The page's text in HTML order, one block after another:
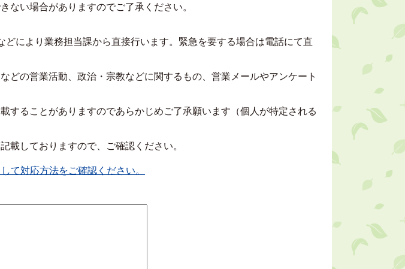
ない場合がありますのでご了承ください。
により業務担当課から直接行います。緊急を要する場合は電話にて直
の営業活動、政治・宗教などに関するもの、営業メールやアンケート
することがありますのであらかじめご了承願います（個人が特定される
載しておりますので、ご確認ください。
て対応方法をご確認ください。